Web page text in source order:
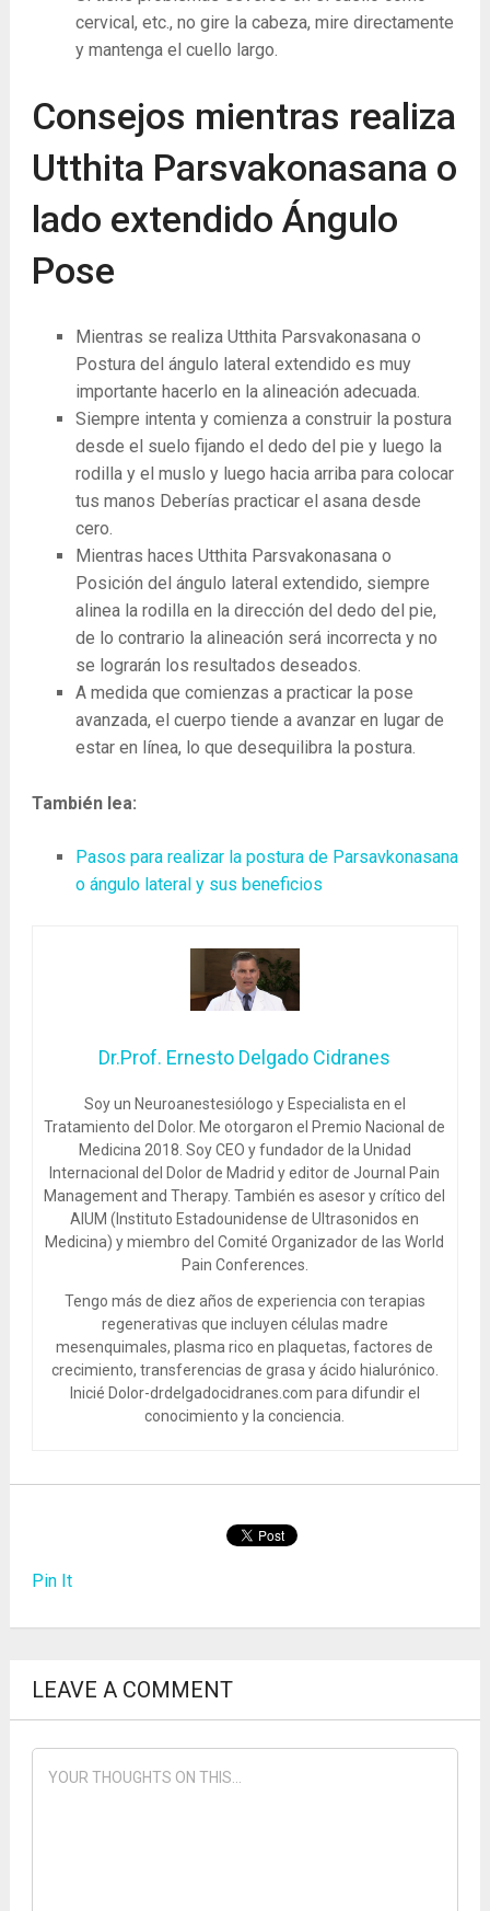
cervical, etc., no gire la cabeza, mire directamente
y mantenga el cuello largo.
Consejos mientras realiza
Utthita Parsvakonasana o
lado extendido Ángulo
Pose
Mientras se realiza Utthita Parsvakonasana o
Postura del ángulo lateral extendido es muy
importante hacerlo en la alineación adecuada.
Siempre intenta y comienza a construir la postura
desde el suelo fijando el dedo del pie y luego la
rodilla y el muslo y luego hacia arriba para colocar
tus manos Deberías practicar el asana desde
cero.
Mientras haces Utthita Parsvakonasana o
Posición del ángulo lateral extendido, siempre
alinea la rodilla en la dirección del dedo del pie,
de lo contrario la alineación será incorrecta y no
se lograrán los resultados deseados.
A medida que comienzas a practicar la pose
avanzada, el cuerpo tiende a avanzar en lugar de
estar en línea, lo que desequilibra la postura.
También lea:
Pasos para realizar la postura de Parsavkonasana
o ángulo lateral y sus beneficios
Dr.Prof. Ernesto Delgado Cidranes
Soy un Neuroanestesiólogo y Especialista en el
Tratamiento del Dolor. Me otorgaron el Premio Nacional de
Medicina 2018. Soy CEO y fundador de la Unidad
Internacional del Dolor de Madrid y editor de Journal Pain
Management and Therapy. También es asesor y crítico del
AIUM (Instituto Estadounidense de Ultrasonidos en
Medicina) y miembro del Comité Organizador de las World
Pain Conferences.
Tengo más de diez años de experiencia con terapias
regenerativas que incluyen células madre
mesenquimales, plasma rico en plaquetas, factores de
crecimiento, transferencias de grasa y ácido hialurónico.
Inicié Dolor-drdelgadocidranes.com para difundir el
conocimiento y la conciencia.
Pin It
LEAVE A COMMENT